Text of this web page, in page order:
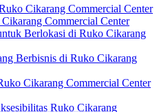
Cikarang Commercial Center
Commercial Center
Berlokasi di Ruko Cikarang
Berbisnis di Ruko Cikarang
Cikarang Commercial Center
Ruko Cikarang